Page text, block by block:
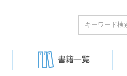
書籍一覧